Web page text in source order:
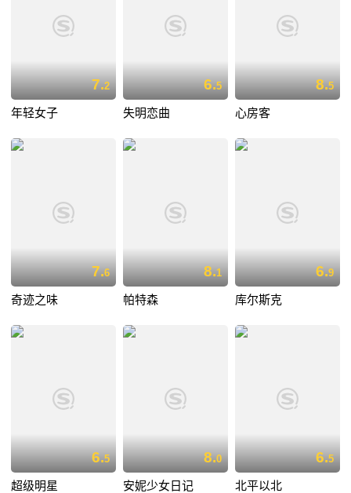
7.2
年轻女子
6.5
失明恋曲
8.5
心房客
7.6
奇迹之味
8.1
帕特森
6.9
库尔斯克
6.5
超级明星
8.0
安妮少女日记
6.5
北平以北